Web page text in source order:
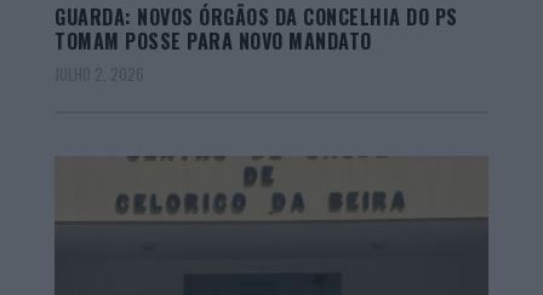
GUARDA: NOVOS ÓRGÃOS DA CONCELHIA DO PS
TOMAM POSSE PARA NOVO MANDATO